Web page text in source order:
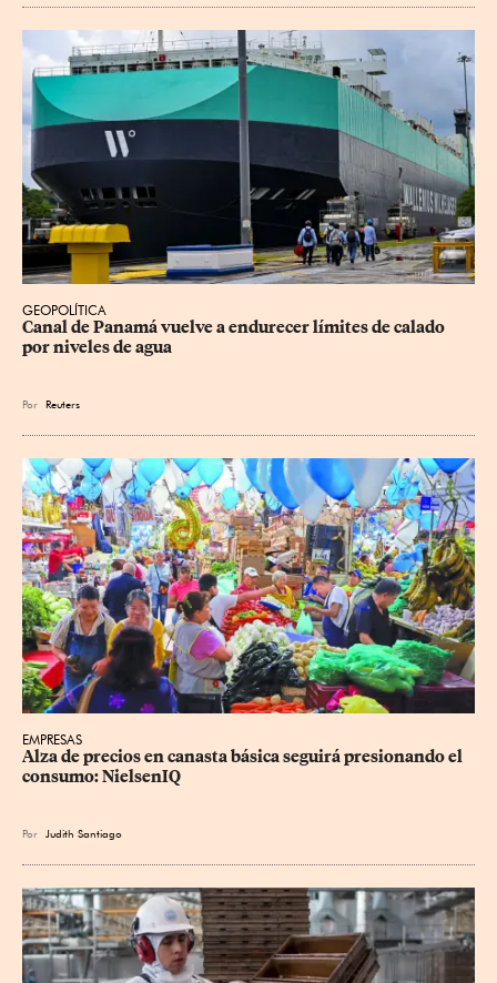
GEOPOLÍTICA
Canal de Panamá vuelve a endurecer límites de calado
por niveles de agua
Por Reuters
EMPRESAS
Alza de precios en canasta básica seguirá presionando el
consumo: NielsenIQ
Por Judith Santiago